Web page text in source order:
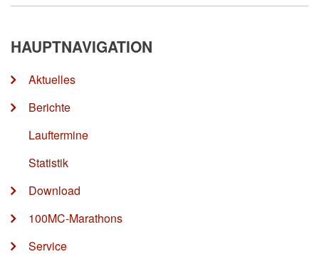
HAUPTNAVIGATION
Aktuelles
Berichte
Lauftermine
Statistik
Download
100MC-Marathons
Service